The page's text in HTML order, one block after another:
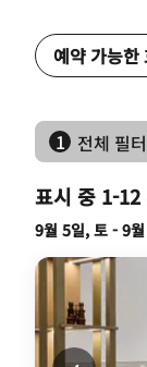
예약 가능한
1 전체 필터
표시 중 1-12
9월 5일, 토 - 9